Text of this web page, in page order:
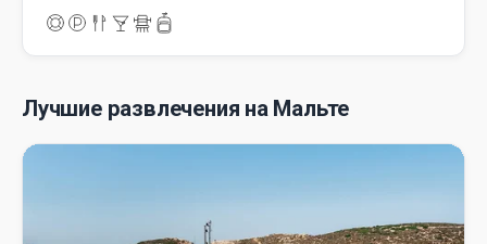
Лучшие развлечения на Мальте